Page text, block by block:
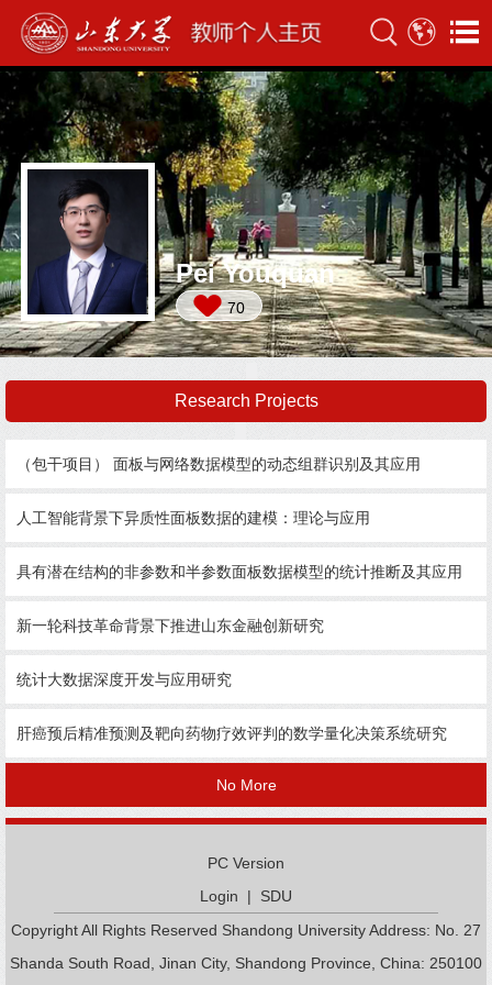
Pei Youquan
70
Research Projects
（包干项目） 面板与网络数据模型的动态组群识别及其应用
人工智能背景下异质性面板数据的建模：理论与应用
具有潜在结构的非参数和半参数面板数据模型的统计推断及其应用
新一轮科技革命背景下推进山东金融创新研究
统计大数据深度开发与应用研究
肝癌预后精准预测及靶向药物疗效评判的数学量化决策系统研究
No More
PC Version
Login | SDU
Copyright All Rights Reserved Shandong University Address: No. 27
Shanda South Road, Jinan City, Shandong Province, China: 250100